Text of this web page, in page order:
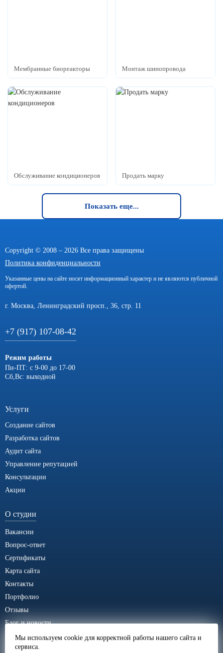
Мембранные биореакторы Монтаж шинопровода
Обслуживание кондиционеров Продать марку
Показать еще...
Copyright © 2008 – 2026 Все права защищены
Политика конфиденциальности
Указанные цены на сайте носят информационный характер и не являются публичной
офертой.
г. Москва, Ленинградский просп., 36, стр. 11
+7 (917) 107-08-42
Режим работы
Пн-ПТ: с 9-00 до 17-00
Сб,Вс: выходной
Услуги
Создание сайтов
Разработка сайтов
Аудит сайта
Управление репутацией
Консультации
Акции
О студии
Вакансии
Вопрос-ответ
Сертификаты
Карта сайта
Контакты
Портфолио
Отзывы
Блог и новости
Курсы SEO Антон Маркин
Мы используем cookie для корректной работы нашего сайта и
сервиса.